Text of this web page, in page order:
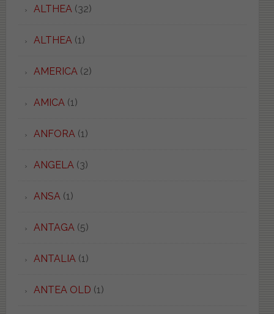
ALTHEA (32)
ALTHEA (1)
AMERICA (2)
AMICA (1)
ANFORA (1)
ANGELA (3)
ANSA (1)
ANTAGA (5)
ANTALIA (1)
ANTEA OLD (1)